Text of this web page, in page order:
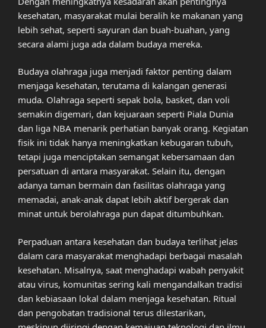
kesehatan, masyarakat mulai beralih ke makanan yang
lebih sehat, seperti sayuran dan buah-buahan, yang
secara alami juga ada dalam budaya mereka.
Budaya olahraga juga menjadi faktor penting dalam
menjaga kesehatan, terutama di kalangan generasi
muda. Olahraga seperti sepak bola, basket, dan voli
semakin digemari, dan kejuaraan seperti Piala Dunia
dan liga NBA menarik perhatian banyak orang. Kegiatan
fisik ini tidak hanya meningkatkan kebugaran tubuh,
tetapi juga menciptakan semangat kebersamaan dan
persatuan di antara masyarakat. Selain itu, dengan
adanya taman bermain dan fasilitas olahraga yang
memadai, anak-anak dapat lebih aktif bergerak dan
minat untuk berolahraga pun dapat ditumbuhkan.
Perpaduan antara kesehatan dan budaya terlihat jelas
dalam cara masyarakat menghadapi berbagai masalah
kesehatan. Misalnya, saat menghadapi wabah penyakit
atau virus, komunitas sering kali mengandalkan tradisi
dan kebiasaan lokal dalam menjaga kesehatan. Ritual
dan pengobatan tradisional terus dilestarikan,